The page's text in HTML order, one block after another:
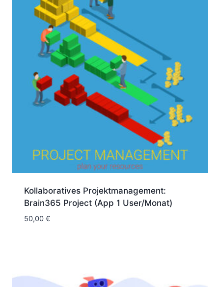
Kollaboratives Projektmanagement:
Brain365 Project (App 1 User/Monat)
50,00 €